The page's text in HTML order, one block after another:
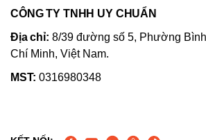
CÔNG TY TNHH UY CHUẨN
Địa chỉ: 8/39 đường số 5, Phường
Chí Minh, Việt Nam.
MST: 0316980348